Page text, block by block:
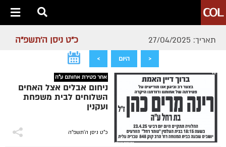
תאריך: 27/04/2025 כ"ט ניסן ה׳תשפ״ה
< היום >
אחר פטירת אחותם ע"ה
ניחום אבלים אצל האחים
השלוחים לבית משפחת
ועקנין
כ"ט ניסן ה׳תשפ״ה